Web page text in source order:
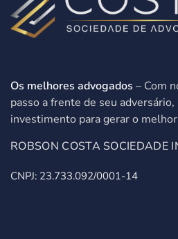
Os melhores advogados – Com
passo a frente de seu
investimento para gerar o
ROBSON COSTA
CNPJ: 23.733.092/0001-14